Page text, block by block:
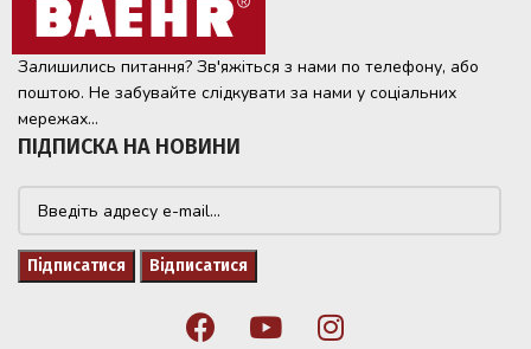
Залишились питання? Зв'яжіться з нами по телефону, або
поштою. Не забувайте слідкувати за нами у соціальних
мережах...
ПІДПИСКА НА НОВИНИ